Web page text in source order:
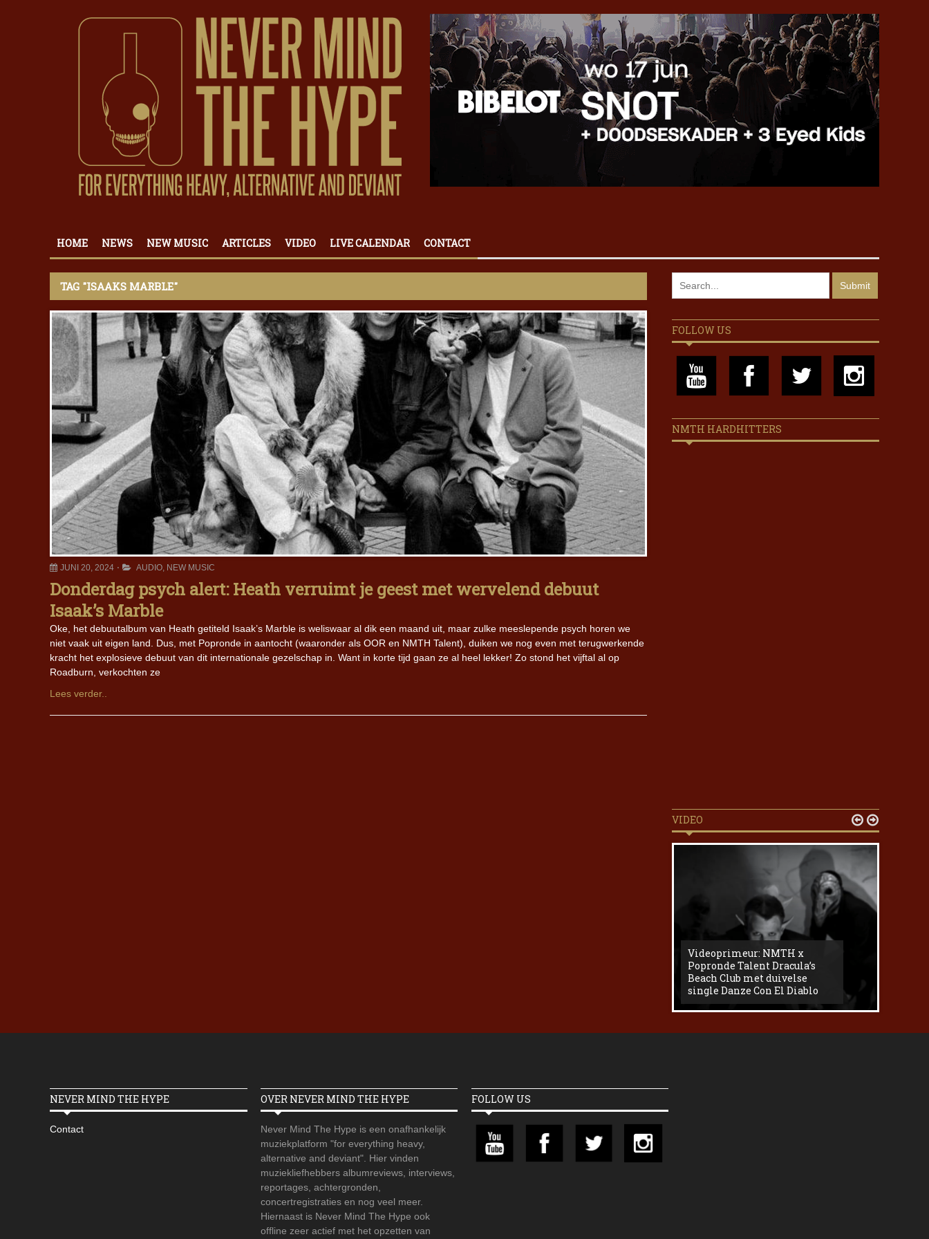
HOME NEWS NEW MUSIC ARTICLES VIDEO LIVE CALENDAR CONTACT
TAG "ISAAKS MARBLE"
JUNI 20, 2024 AUDIO, NEW MUSIC
Donderdag psych alert: Heath verruimt je geest met wervelend debuut
Isaak’s Marble
Oke, het debuutalbum van Heath getiteld Isaak’s Marble is weliswaar al dik een maand uit, maar zulke meeslepende psych horen we
niet vaak uit eigen land. Dus, met Popronde in aantocht (waaronder als OOR en NMTH Talent), duiken we nog even met terugwerkende
kracht het explosieve debuut van dit internationale gezelschap in. Want in korte tijd gaan ze al heel lekker! Zo stond het vijftal al op
Roadburn, verkochten ze
Lees verder..
FOLLOW US
NMTH HARDHITTERS
VIDEO
Videoprimeur: NMTH x
Popronde Talent Dracula’s
Beach Club met duivelse
single Danze Con El Diablo
 
NEVER MIND THE HYPE
Contact
OVER NEVER MIND THE HYPE
Never Mind The Hype is een onafhankelijk
muziekplatform "for everything heavy,
alternative and deviant". Hier vinden
muziekliefhebbers albumreviews, interviews,
reportages, achtergronden,
concertregistraties en nog veel meer.
Hiernaast is Never Mind The Hype ook
offline zeer actief met het opzetten van
FOLLOW US